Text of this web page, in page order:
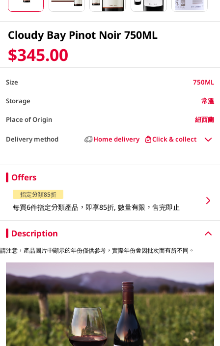
Cloudy Bay Pinot Noir 750ML
$345.00
Size 750ML
Storage 常溫
Place of Origin 紐西蘭
Delivery method Home delivery Click & collect
Offers
指定分類85折
每買6件指定分類產品，即享85折, 數量有限，售完即止
Description
請注意，產品圖片中顯示的年份僅供參考，實際年份會因批次而有所不同。